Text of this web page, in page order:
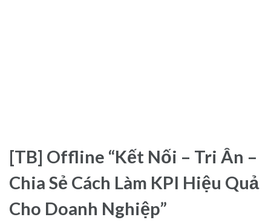
[TB] Offline “Kết Nối – Tri Ân –
Chia Sẻ Cách Làm KPI Hiệu Quả
Cho Doanh Nghiệp”